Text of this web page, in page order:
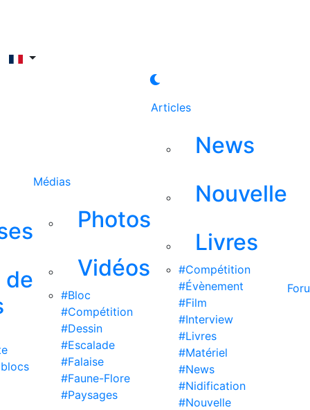
de
Médias
Photos
Vidéos
#Bloc
#Compétition
#Dessin
#Escalade
#Falaise
#Faune-Flore
#Paysages
Articles
News
Nouvelle
Livres
#Compétition
#Évènement
#Film
#Interview
#Livres
#Matériel
#News
#Nidification
#Nouvelle